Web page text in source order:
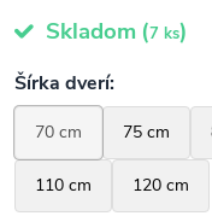
Skladom (7 ks)